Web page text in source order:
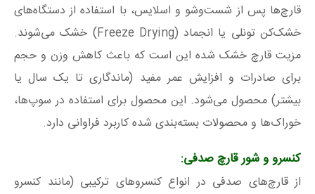
قارچ‌ها پس از شست‌وشو و اسلایس، با استفاده از دستگاه‌های
خشک‌کن تونلی یا انجماد (Freeze Drying) خشک می‌شوند.
مزیت قارچ خشک شده این است که باعث کاهش وزن و حجم
برای صادرات و افزایش عمر مفید (ماندگاری تا یک سال یا
بیشتر) محصول می‌شود. این محصول برای استفاده در سوپ‌ها،
خوراک‌ها و محصولات بسته‌بندی شده کاربرد فراوانی دارد.
کنسرو و شور قارچ صدفی:
از قارچ‌های صدفی در انواع کنسروهای ترکیبی (مانند کنسرو